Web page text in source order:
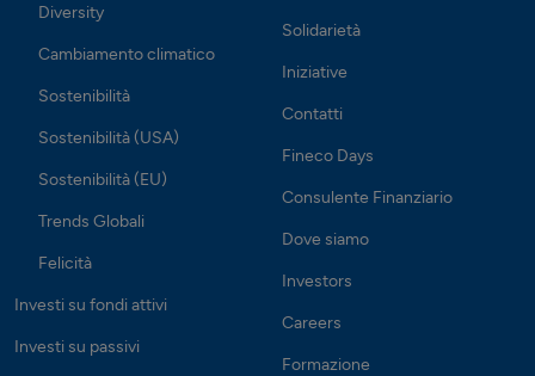
Diversity
Cambiamento climatico
Sostenibilità
Sostenibilità (USA)
Sostenibilità (EU)
Trends Globali
Felicità
Investi su fondi attivi
Investi su passivi
Solidarietà
Iniziative
Contatti
Fineco Days
Consulente Finanziario
Dove siamo
Investors
Careers
Formazione